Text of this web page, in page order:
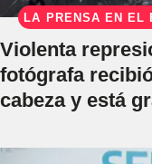
LA PRENSA EN EL
Violenta
fotógrafa
cabeza y está